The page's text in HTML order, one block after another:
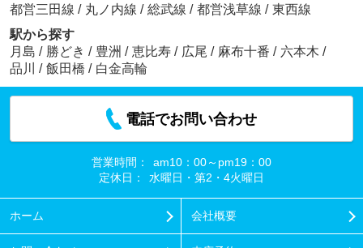
都営三田線 / 丸ノ内線 / 総武線 / 都営浅草線 / 東西線
駅から探す
月島 / 勝どき / 豊洲 / 恵比寿 / 広尾 / 麻布十番 / 六本木 /
品川
/ 飯田橋 / 白金高輪
電話でお問い合わせ
営業時間：
am10：00～pm19：00
定休日：
水曜日・第2・4火曜日
ホーム 会社概要